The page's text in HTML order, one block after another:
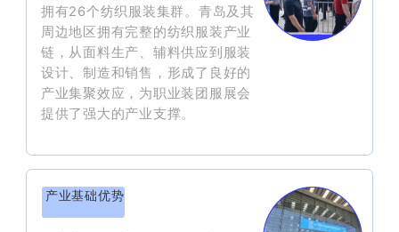
拥有26个纺织服装集群。青岛及其
周边地区拥有完整的纺织服装产业
链，从面料生产、辅料供应到服装
设计、制造和销售，形成了良好的
产业集聚效应，为职业装团服展会
提供了强大的产业支撑。
产业基础优势